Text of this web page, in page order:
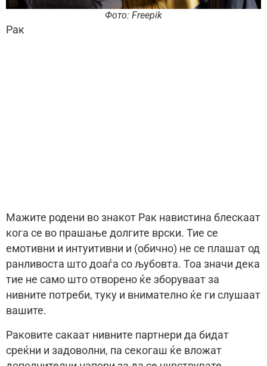
Фото: Freepik
Рак
Мажите родени во знакот Рак навистина блескаат
кога се во прашање долгите врски. Тие се
емотивни и интуитивни и (обично) не се плашат од
ранливоста што доаѓа со љубовта. Тоа значи дека
тие не само што отворено ќе зборуваат за
нивните потреби, туку и внимателно ќе ги слушаат
вашите.
Раковите сакаат нивните партнери да бидат
среќни и задоволни, па секогаш ќе вложат